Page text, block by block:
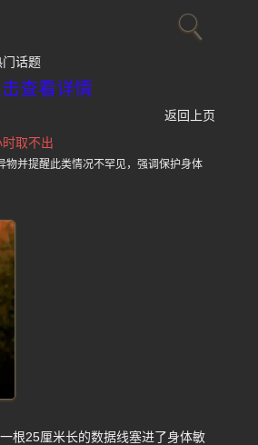
门话题
查看详情
返回上页
取不出
并提醒此类情况不罕见，强调保护身体
根25厘米长的数据线塞进了身体敏